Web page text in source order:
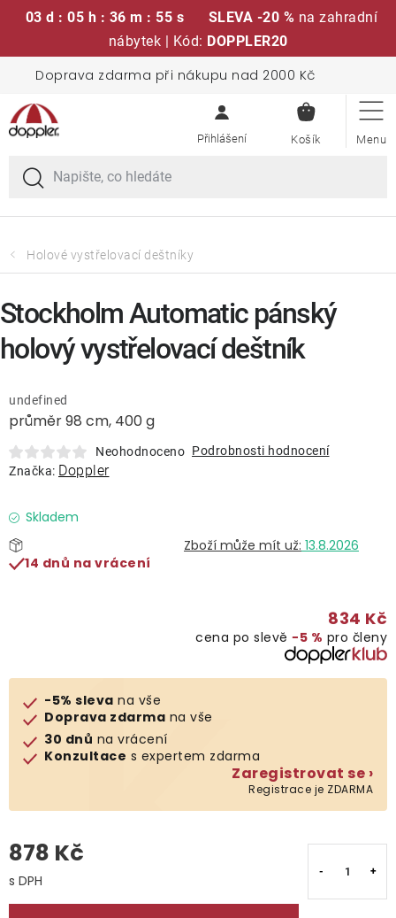
03 d : 05 h : 36 m : 54 s SLEVA -20 % na zahradní
nábytek | Kód: DOPPLER20
obsah
Doprava zdarma při nákupu nad 2000 Kč
KOŠÍK
Sedací soupravy
Slunečníky
Křesla a židle
Lavice a houpačky
Lehátka
Doplňky
Deštníky
Gastro produkty
Klub výhod
Holové vystřelovací deštníky
průměr 98 cm, 400 g
undefined
Neohodnoceno Podrobnosti hodnocení
Značka: Doppler
Skladem
13.8.2026
14 dnů na vrácení
834 Kč
cena po slevě −5 % pro členy
-5% sleva na vše
Doprava zdarma na vše
30 dnů na vrácení
Konzultace s expertem zdarma
Zaregistrovat se ›
Registrace je ZDARMA
878 Kč
Stockholm Automatic pánský
holový vystřelovací deštník